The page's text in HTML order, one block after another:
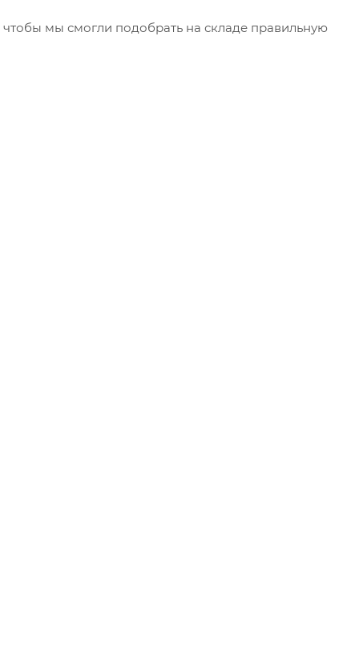
мы смогли подобрать на складе правильную